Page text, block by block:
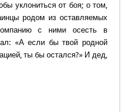
уклониться от боя; о том,
родом из оставляемых
с ними осесть в
«А если бы твой родной
ты бы остался?» И дед,